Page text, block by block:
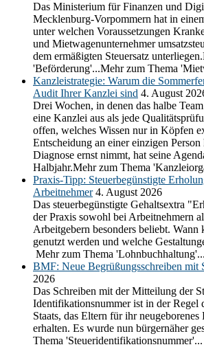
Das Ministerium für Finanzen und
Mecklenburg-Vorpommern hat in
unter welchen Voraussetzungen
und Mietwagenunternehmer
dem ermäßigten Steuersatz
'Beförderung'...Mehr zum Thema
Kanzleistrategie: Warum die
Audit Ihrer Kanzlei sind 4. August
Drei Wochen, in denen das halbe
eine Kanzlei aus als jede
offen, welches Wissen nur in Köpfen
Entscheidung an einer einzigen Person
Diagnose ernst nimmt, hat seine
Halbjahr.Mehr zum Thema
Praxis-Tipp: Steuerbegünstigte
Arbeitnehmer 4. August 2026
Das steuerbegünstigte Gehaltsextra
der Praxis sowohl bei Arbeitnehmern
Arbeitgebern besonders beliebt. Wann
genutzt werden und welche
Mehr zum Thema 'Lohnbuchhaltung'...
BMF: Neue Begrüßungsschreiben mit
2026
Das Schreiben mit der Mitteilung der
Identifikationsnummer ist in der Regel
Staats, das Eltern für ihr
erhalten. Es wurde nun bürgernäher
Thema 'Steueridentifikationsnummer'...